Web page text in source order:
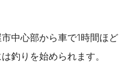
中心部から車で1時間ほど
釣りを始められます。